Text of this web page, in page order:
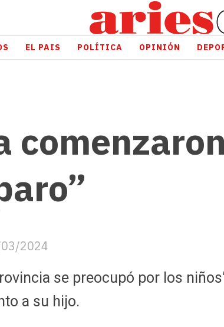
EL PAIS POLÍTICA OPINIÓN
se preocupó por los
a su hijo.
2024